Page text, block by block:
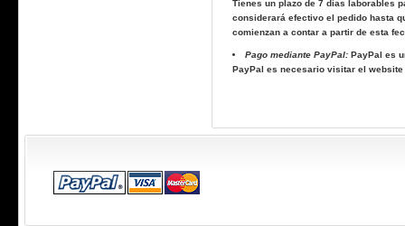
Tienes un plazo de 7 días laborables
considerará efectivo el pedido hasta
comienzan a contar a partir de esta
Pago mediante PayPal: PayPal es
PayPal es necesario visitar el